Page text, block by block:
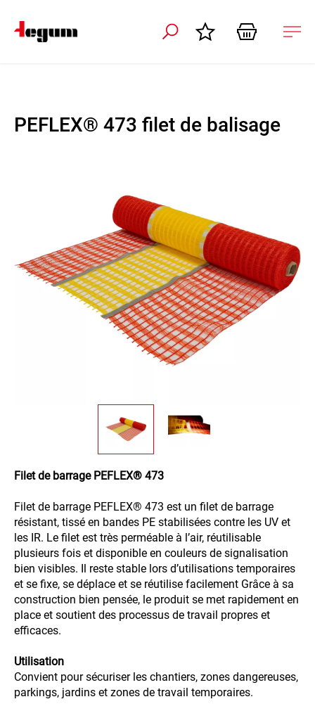
PEFLEX® 473 filet de balisage
Filet de barrage PEFLEX® 473
Filet de barrage PEFLEX® 473 est un filet de barrage
résistant, tissé en bandes PE stabilisées contre les UV et
les IR. Le filet est très perméable à l’air, réutilisable
plusieurs fois et disponible en couleurs de signalisation
bien visibles. Il reste stable lors d’utilisations temporaires
et se fixe, se déplace et se réutilise facilement Grâce à sa
construction bien pensée, le produit se met rapidement en
place et soutient des processus de travail propres et
efficaces.
Utilisation
Convient pour sécuriser les chantiers, zones dangereuses,
parkings, jardins et zones de travail temporaires.
la navigation